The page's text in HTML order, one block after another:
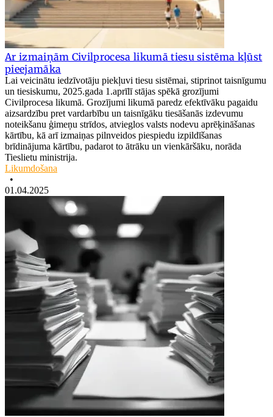
Ar izmaiņām Civilprocesa likumā tiesu sistēma kļūst
pieejamāka
Lai veicinātu iedzīvotāju piekļuvi tiesu sistēmai, stiprinot taisnīgumu
un tiesiskumu, 2025.gada 1.aprīlī stājas spēkā grozījumi
Civilprocesa likumā. Grozījumi likumā paredz efektīvāku pagaidu
aizsardzību pret vardarbību un taisnīgāku tiesāšanās izdevumu
noteikšanu ģimeņu strīdos, atvieglos valsts nodevu aprēķināšanas
kārtību, kā arī izmaiņas pilnveidos piespiedu izpildīšanas
brīdinājuma kārtību, padarot to ātrāku un vienkāršāku, norāda
Tieslietu ministrija.
Likumdošana
•
01.04.2025